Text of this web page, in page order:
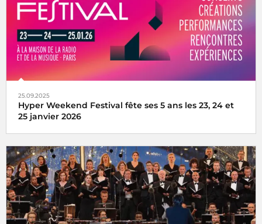
25.09.2025
Hyper Weekend Festival fête ses 5 ans les 23, 24 et
25 janvier 2026
l'Hyper Weekend Festival vous donne rendez-vous à la
Maison de la Radio et de la Musique les 23, 24 et 25 janvier
2026